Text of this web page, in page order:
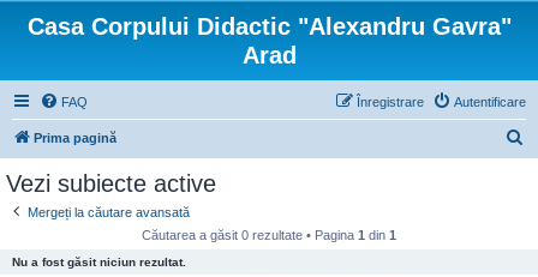
Casa Corpului Didactic "Alexandru Gavra"
Arad
FAQ Autentificare
Înregistrare
Prima pagină
Vezi subiecte active
Mergeți la căutare avansată
Căutarea a găsit 0 rezultate • Pagina 1 din 1
Nu a fost găsit niciun rezultat.